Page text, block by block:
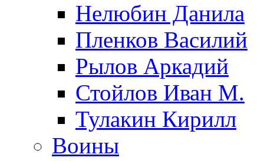
Нелюбин Данила
Пленков Василий
Рылов Аркадий
Стойлов Иван М.
Тулакин Кирилл
Воины